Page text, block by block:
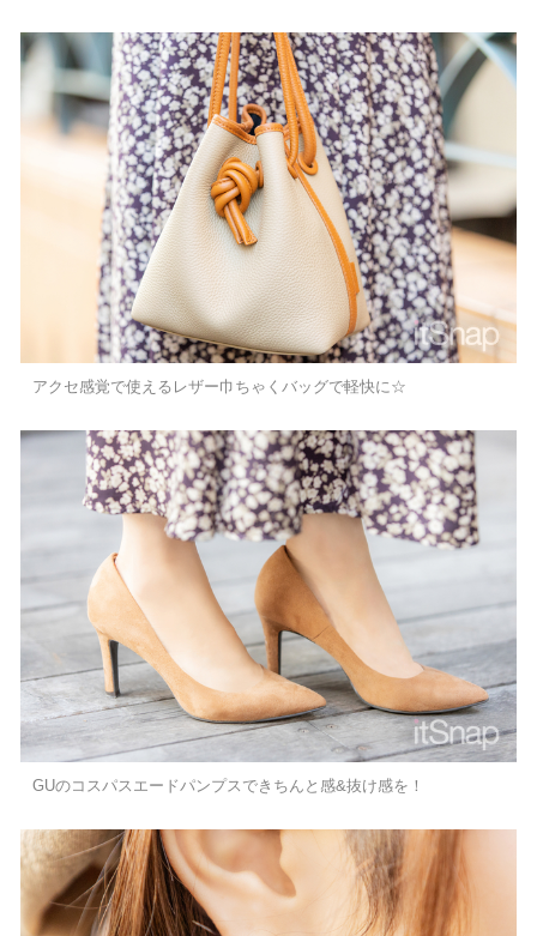
アクセ感覚で使えるレザー巾ちゃくバッグで軽快に☆
GUのコスパスエードパンプスできちんと感&抜け感を！